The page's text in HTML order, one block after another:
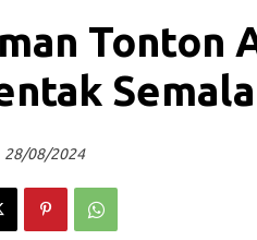
Tonton
28/08/2024